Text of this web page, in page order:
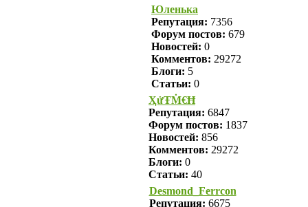
Юленька
Репутация: 7356
Форум постов: 679
Новостей: 0
Комментов: 29272
Блоги: 5
Статьи: 0
ҲửŦṀ€Ħ
Репутация: 6847
Форум постов: 1837
Новостей: 856
Комментов: 29272
Блоги: 0
Статьи: 40
Desmond_Ferrcon
Репутация: 6675